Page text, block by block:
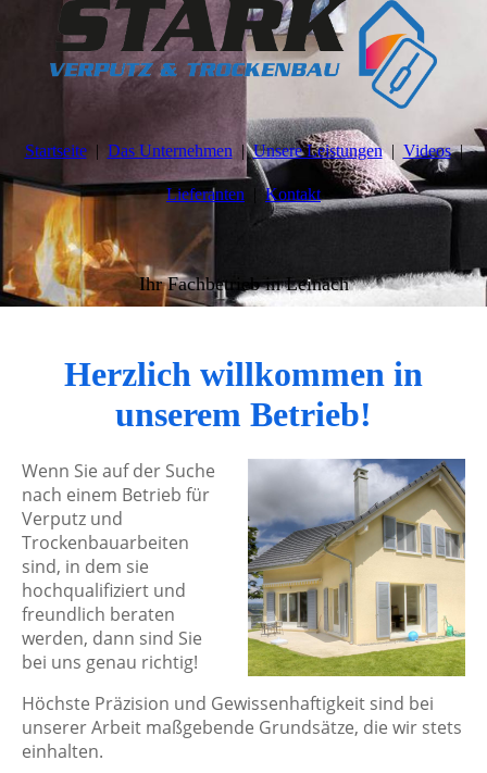
Startseite Das Unternehmen Unsere Leistungen Videos
Lieferanten Kontakt
Ihr Fachbetrieb in Leinach
Herzlich willkommen in
unserem Betrieb!
Wenn Sie auf der Suche
nach einem Betrieb für
Verputz und
Trockenbauarbeiten
sind, in dem sie
hochqualifiziert und
freundlich beraten
werden, dann sind Sie
bei uns genau richtig!
Höchste Präzision und Gewissenhaftigkeit sind bei
unserer Arbeit maßgebende Grundsätze, die wir stets
einhalten.